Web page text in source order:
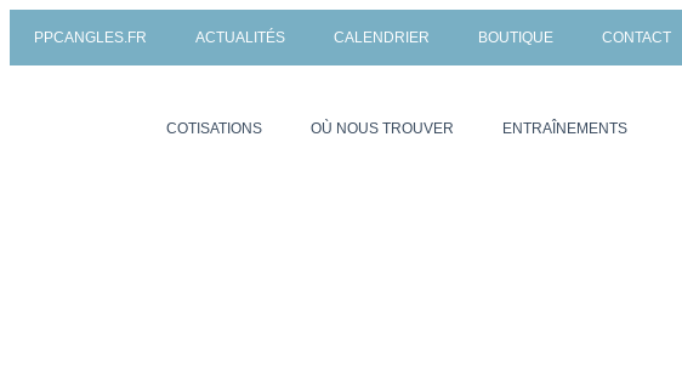
PPCANGLES.FR ACTUALITÉS CALENDRIER BOUTIQUE CONTACT
COTISATIONS OÙ NOUS TROUVER ENTRAÎNEMENTS